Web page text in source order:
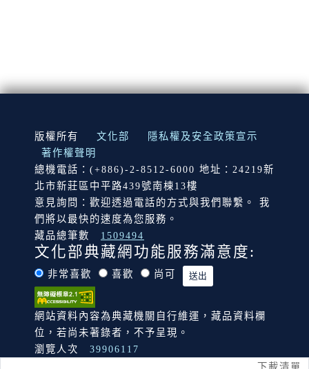
:::
版權所有 文化部
隱私權及安全政策宣示
著作權聲明
總機電話：(+886)-2-8512-6000 地址：24219新
北市新莊區中平路439號南棟13樓
意見詢問：歡迎透過電話的方式與我們聯繫。 我
們將以最快的速度為您服務。
藏品總筆數
1509494
文化部典藏網功能服務滿意度:
非常喜歡 喜歡 尚可
網站資料內容為典藏機關自行維運，藏品資料欄
位，若尚未著錄者，不予呈現。
瀏覽人次
39906117